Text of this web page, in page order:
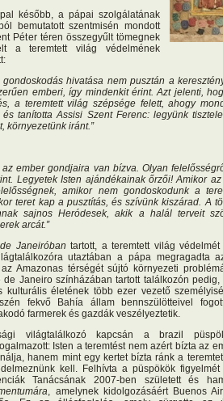
később, a pápai szolgálatának
bemutatott szentmisén mondott
Péter téren összegyűlt tömegnek
a teremtett világ védelmének
hivatása nem pusztán a
emberi, így mindenkit érint. Azt jelenti,
a teremtett világ szépsége felett, ahogy
és tanította Assisi Szent Ferenc: legyünk
környezetünk iránt.”
az ember gondjaira van bízva. Olyan
Legyetek Isten ajándékainak őrzői! Amikor
amikor nem gondoskodunk a
teret kap a pusztítás, és szívünk kiszárad. A
sajnos Heródesek, akik a halál terveit
arcát.”
Janeiróban tartott, a teremtett világ
utaztában a pápa megragadta
Amazonas térségét sújtó környezeti
de Janeiro színházában tartott találkozón
kulturális életének több ezer vezető
fekvő Bahía állam bennszülötteivel
farmerek és gazdák veszélyeztetik.
világtalálkozó kapcsán a brazil
Isten a teremtést nem azért bízta az
hanem mint egy kertet bízta ránk a
kell. Felhívta a püspökök
Tanácsának 2007-ben született és
, amelynek kidolgozásáért Buenos